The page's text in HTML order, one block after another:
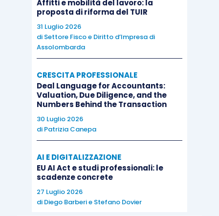
L’indicatore ESI rilasciato dalla Commissione
Europea ha registrato una moderazione nel
mese di febbraio, pur restando comunque ad un
L’indicatore si allinea, così, a quanto emerso
dall’indice PMI composito, sceso a febbraio, e
segnala che la crescita economica potrebbe
essersi avvicinata ad un picco. La scomposizione
per componenti ha mostrato che tutti i settori, a
parte il settore dei servizi, hanno registrato un
calo. Tra le maggiori economie della regione, il
sentimenteconomico è diminuito in Germania,
Francia e Spagna, mentre in Italia è tornato verso
i massimi da quasi 17 anni, registrato alla fine
Affitti e mobilità del lavoro: la
proposta di riforma del TUIR
31 Luglio 2026
di Settore Fisco e Diritto d’Impresa di
Assolombarda
CRESCITA PROFESSIONALE
Deal Language for Accountants:
Valuation, Due Diligence, and the
Numbers Behind the Transaction
30 Luglio 2026
di Patrizia Canepa
AI E DIGITALIZZAZIONE
EU AI Act e studi professionali: le
scadenze concrete
27 Luglio 2026
di Diego Barberie Stefano Dovier